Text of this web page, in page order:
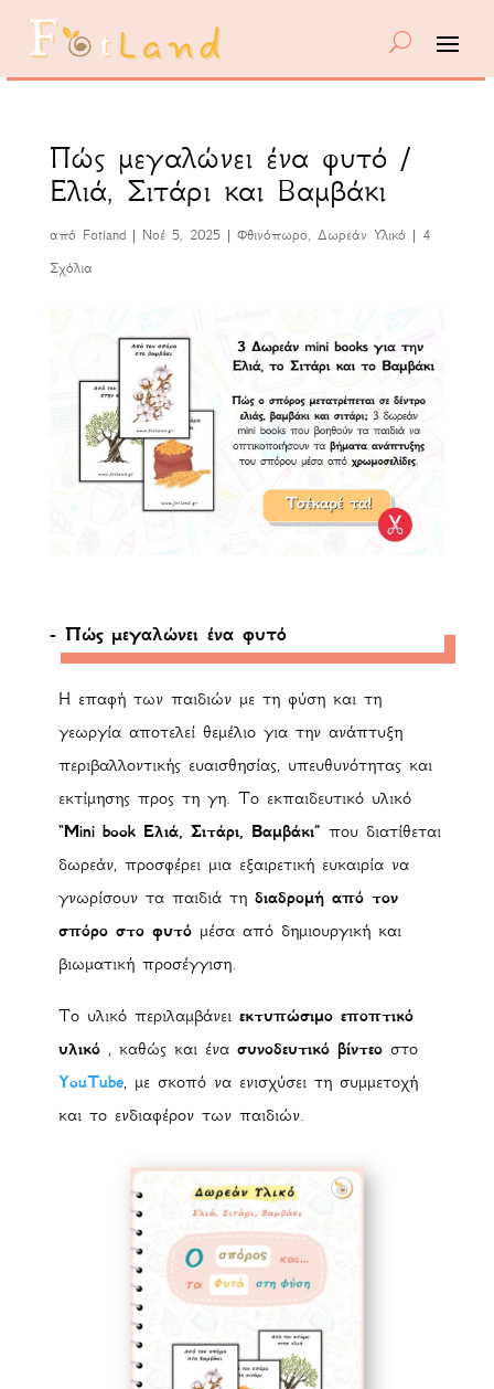
Πώς μεγαλώνει ένα φυτό /
Ελιά, Σιτάρι και Βαμβάκι
από Fotland| Νοέ 5, 2025| Φθινόπωρο, Δωρεάν Υλικό | 4
Σχόλια
- Πώς μεγαλώνει ένα φυτό
Η επαφή των παιδιών με τη φύση και τη
γεωργία αποτελεί θεμέλιο για την ανάπτυξη
περιβαλλοντικής ευαισθησίας, υπευθυνότητας και
εκτίμησης προς τη γη. Το εκπαιδευτικό υλικό
“Mini book Ελιά, Σιτάρι, Βαμβάκι” που διατίθεται
δωρεάν, προσφέρει μια εξαιρετική ευκαιρία να
γνωρίσουν τα παιδιά τη διαδρομή από τον
σπόρο στο φυτόμέσα από δημιουργική και
βιωματική προσέγγιση.
Το υλικό περιλαμβάνει εκτυπώσιμο εποπτικό
υλικό , καθώς και ένα συνοδευτικό βίντεοστο
YouTube, με σκοπό να ενισχύσει τη συμμετοχή
και το ενδιαφέρον των παιδιών.